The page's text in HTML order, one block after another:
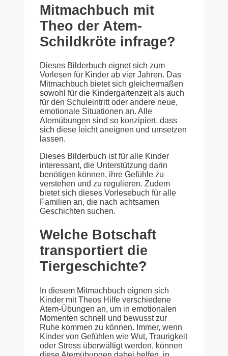
Mitmachbuch mit
Theo der Atem-
Schildkröte infrage?
Dieses Bilderbuch eignet sich zum
Vorlesen für Kinder ab vier Jahren. Das
Mitmachbuch bietet sich gleichermaßen
sowohl für die Kindergartenzeit als auch
für den Schuleintritt oder andere neue,
emotionale Situationen an. Alle
Atemübungen sind so konzipiert, dass
sich diese leicht aneignen und umsetzen
lassen.
Dieses Bilderbuch ist für alle Kinder
interessant, die Unterstützung darin
benötigen können, ihre Gefühle zu
verstehen und zu regulieren. Zudem
bietet sich dieses Vorlesebuch für alle
Familien an, die nach achtsamen
Geschichten suchen.
Welche Botschaft
transportiert die
Tiergeschichte?
In diesem Mitmachbuch eignen sich
Kinder mit Theos Hilfe verschiedene
Atem-Übungen an, um in emotionalen
Momenten schnell und bewusst zur
Ruhe kommen zu können. Immer, wenn
Kinder von Gefühlen wie Wut, Traurigkeit
oder Stress überwältigt werden, können